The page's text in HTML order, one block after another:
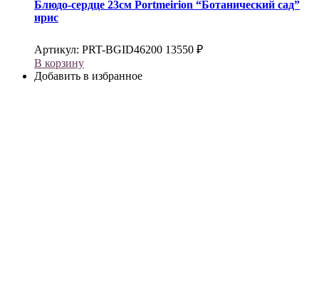
Блюдо-сердце 23см Portmeirion “Ботанический сад”
ирис
Артикул: PRT-BGID46200 13550 ₽
В корзину
Добавить в избранное